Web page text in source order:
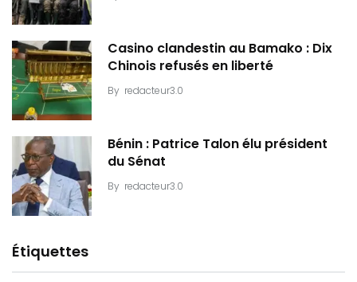
Casino clandestin au Bamako : Dix
Chinois refusés en liberté
By redacteur3.0
Bénin : Patrice Talon élu président
du Sénat
By redacteur3.0
Étiquettes